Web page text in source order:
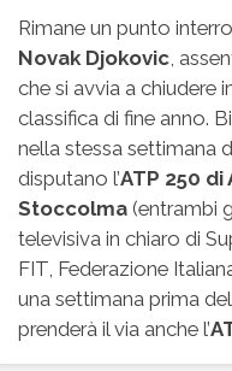
Rimane un punto
Novak Djokovic ,
che si avvia a chiudere
classifica di fine anno.
nella stessa settimana
disputano l’ATP 250 di
Stoccolma (entrambi
televisiva in chiaro di
FIT, Federazione
una settimana prima
prenderà il via anche l’